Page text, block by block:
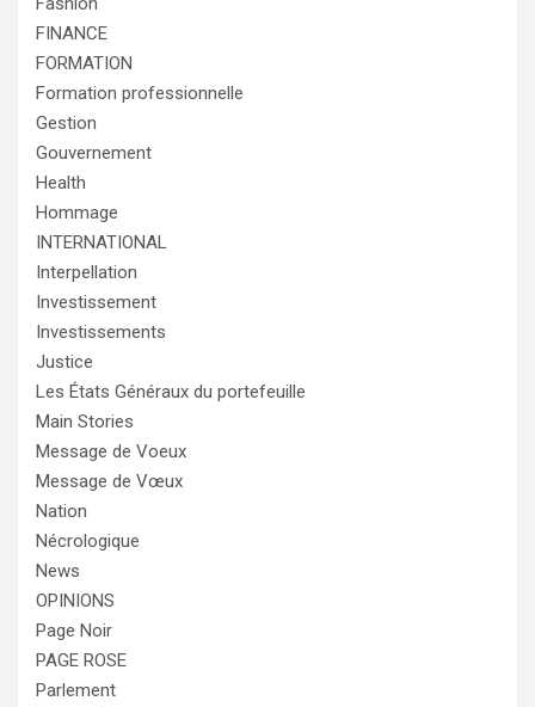
FINANCE
FORMATION
Formation professionnelle
Gestion
Gouvernement
Health
Hommage
INTERNATIONAL
Interpellation
Investissement
Investissements
Justice
Les États Généraux du portefeuille
Main Stories
Message de Voeux
Message de Vœux
Nation
Nécrologique
News
OPINIONS
Page Noir
PAGE ROSE
Parlement